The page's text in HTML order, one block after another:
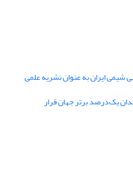
ایران به عنوان نشریه علمی
یک‌درصد برتر جهان قرار